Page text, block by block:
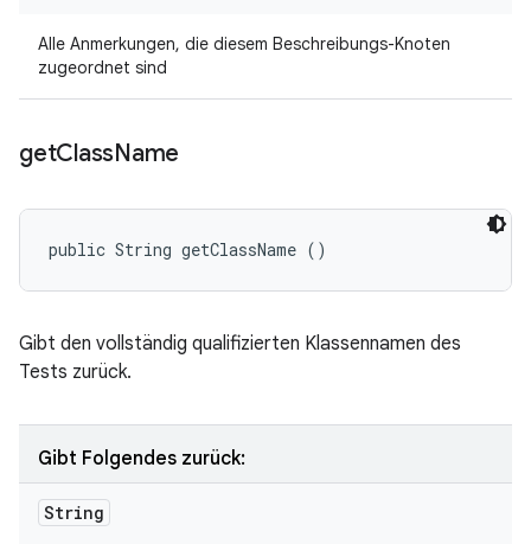
Alle Anmerkungen, die diesem Beschreibungs-Knoten
zugeordnet sind
getClassName
public String getClassName ()
Gibt den vollständig qualifizierten Klassennamen des
Tests zurück.
Gibt Folgendes zurück:
String